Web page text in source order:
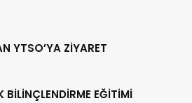
YTSO’YA ZİYARET
BİLİNÇLENDİRME EĞİTİMİ